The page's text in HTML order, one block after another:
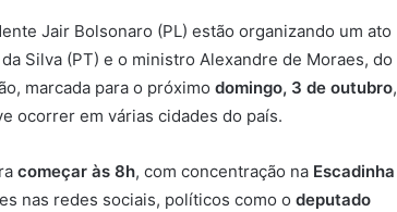
Jair Bolsonaro (PL) estão organizando um ato
Silva (PT) e o ministro Alexandre de Moraes, do
marcada para o próximo domingo, 3 de outubro,
ocorrer em várias cidades do país.
começar às 8h, com concentração na Escadinha
nas redes sociais, políticos como o deputado